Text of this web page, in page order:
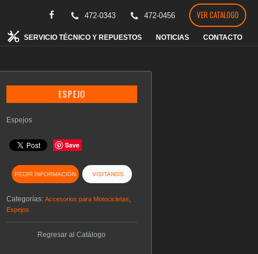
472-0343 472-0456 VER CATALOGO
SERVICIO TÉCNICO Y REPUESTOS NOTICIAS CONTACTO
ESPEJO
Espejos
Save
PEDIR INFORMACIÓN VISITANOS
Categorías: Accesorios para Motocicletas
Espejos
Regresar al Catálogo